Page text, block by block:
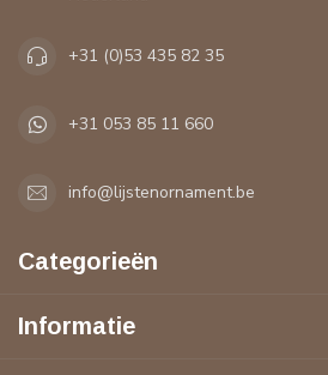
+31 (0)53 435 82 35
+31 053 85 11 660
info@lijstenornament.be
Categorieën
Informatie